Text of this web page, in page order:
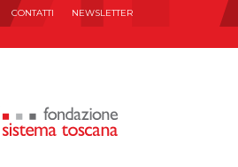
CONTATTI NEWSLETTER